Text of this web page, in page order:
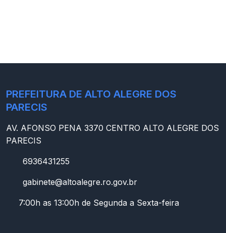
PREFEITURA DE ALTO ALEGRE DOS
PARECIS
AV. AFONSO PENA 3370 CENTRO ALTO ALEGRE DOS
PARECIS
6936431255
gabinete@altoalegre.ro.gov.br
7:00h as 13:00h de Segunda a Sexta-feira